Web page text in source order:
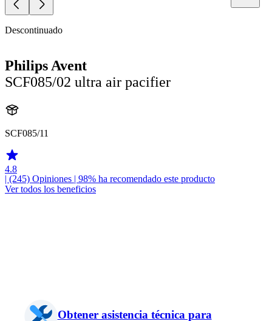
Descontinuado
Philips Avent
SCF085/02 ultra air pacifier
SCF085/11
4.8
| (245) Opiniones | 98% ha recomendado este producto
Ver todos los beneficios
Obtener asistencia técnica para